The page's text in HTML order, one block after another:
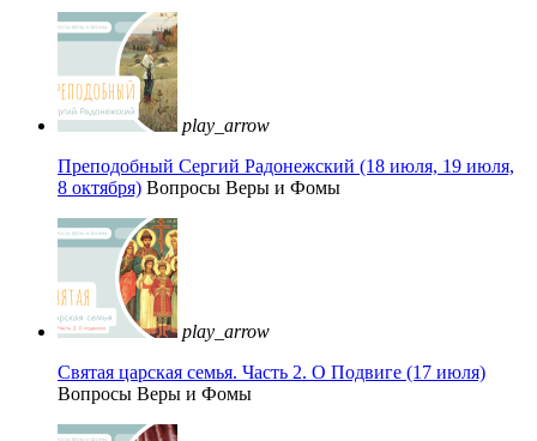
play_arrow
Преподобный Сергий Радонежский (18 июля, 19 июля,
8 октября) Вопросы Веры и Фомы
play_arrow
Святая царская семья. Часть 2. О Подвиге (17 июля)
Вопросы Веры и Фомы